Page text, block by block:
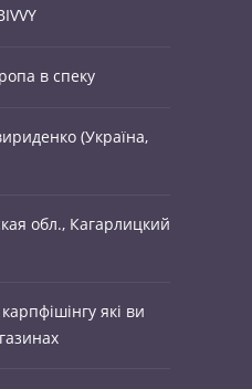
в спеку
(Україна,
обл., Кагарлицкий
які ви